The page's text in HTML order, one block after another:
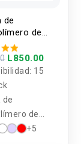
de
de
UV
500g
para
3D
L850.00
15
de
de
UV ELEGOO
+5